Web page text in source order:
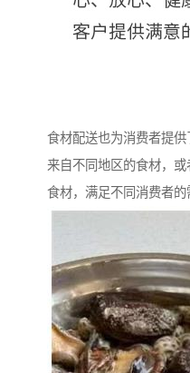
食材配送也为消费者提
来自不同地区的食材，
食材，满足不同消费者的